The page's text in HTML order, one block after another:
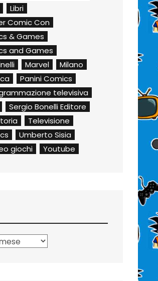
Libri
Comic Con
& Games
and Games
Marvel
Milano
Panini Comics
televisiva
Sergio Bonelli Editore
Televisione
Umberto Sisia
giochi Youtube